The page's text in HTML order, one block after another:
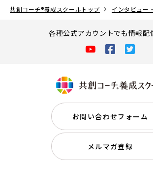
共創コーチ®養成スクールトップ インタビュー
各種公式アカウントでも情報配
お問い合わせフォーム
メルマガ登録